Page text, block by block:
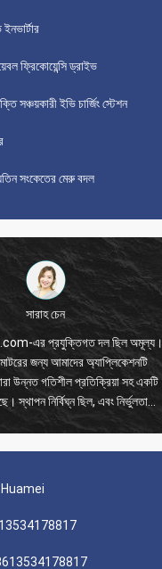
ফ্রিকোয়েন্সি ড্রাইভ
সঞ্চয়কারী ইভি চার্জিং স্টেশন
সংকেতের মেরু বদল
সারাহ চেন
এর প্রযুক্তিগত দল ছিল অমূল্য।
জন্য আমাদের অ্যাপ্লিকেশনটি
উন্নত গতিশীল প্রতিক্রিয়া সহ একটি
স্থাপন নির্বিঘ্ন ছিল, এবং নির্ভুলতা
করেছে। বিশেষজ্ঞের পরামর্শ এবং
Huamei